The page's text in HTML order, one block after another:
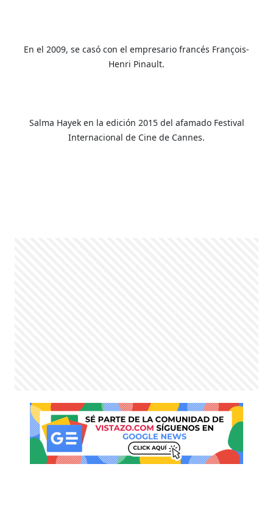
En el 2009, se casó con el empresario francés François-
Henri Pinault.
Salma Hayek en la edición 2015 del afamado Festival
Internacional de Cine de Cannes.